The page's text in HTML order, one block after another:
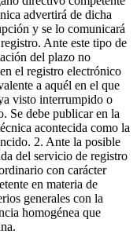
advertirá de dicha
y se lo comunicará
Ante este tipo de
del plazo no
el registro electrónico
a aquél en el que
visto interrumpido o
Se debe publicar en la
acontecida como la
2. Ante la posible
del servicio de registro
con carácter
en materia de
generales con la
homogénea que